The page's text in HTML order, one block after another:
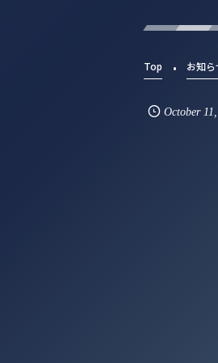
Top お知ら
October 11,